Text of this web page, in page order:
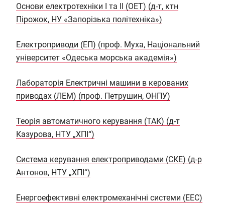
Основи електротехніки I та II (ОЕТ) (д-т, ктн
Пiрожок, НУ «Запорізька політехніка»)
Електроприводи (ЕП) (проф. Муха, Національний
університет «Одеська морська академія»)
Лабораторія Електричні машини в керованих
приводах (ЛЕМ) (проф. Петрушин, ОНПУ)
Теорія автоматичного керування (ТАК) (д-т
Казурова, НТУ „ХПІ“)
Система керування електроприводами (СКЕ) (д-р
Антонов, НТУ „ХПІ“)
Енергоефективні електромеханічні системи (ЕЕС)